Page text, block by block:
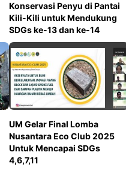
Konservasi Penyu di Pantai
Kili-Kili untuk Mendukung
SDGs ke-13 dan ke-14
UM Gelar Final Lomba
Nusantara Eco Club 2025
Untuk Mencapai SDGs
4,6,7,11